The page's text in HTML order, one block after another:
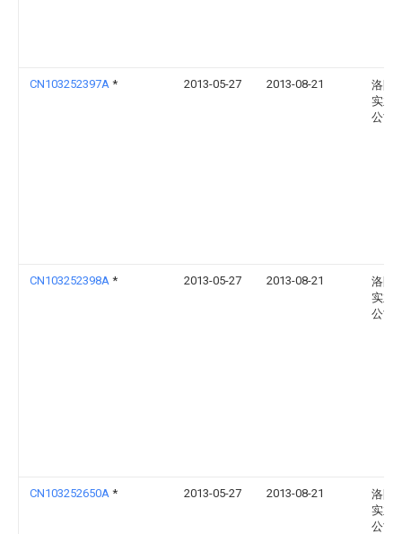
CN103252397A * 2013-05-27 2013-08-21
洛阳
实业
公司
CN103252398A * 2013-05-27 2013-08-21
洛阳
实业
公司
CN103252650A * 2013-05-27 2013-08-21
洛阳
实业
公司